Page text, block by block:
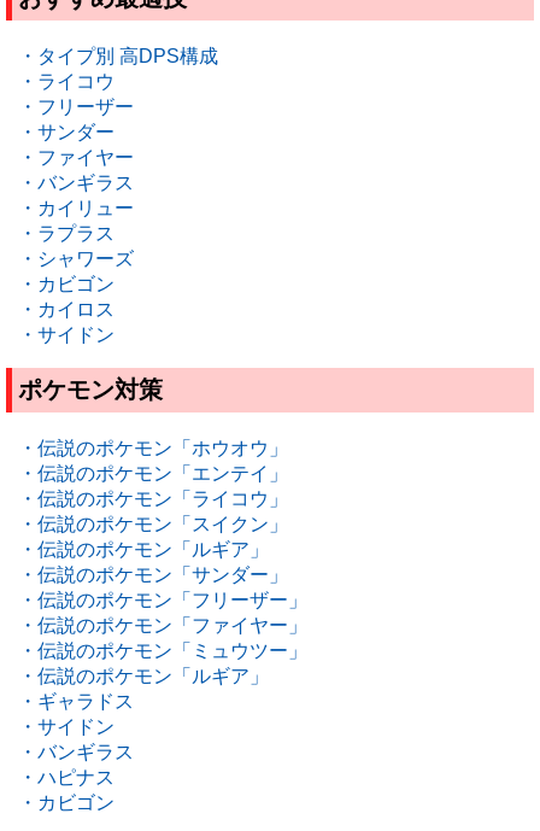
・タイプ別 高DPS構成
・ライコウ
・フリーザー
・サンダー
・ファイヤー
・バンギラス
・カイリュー
・ラプラス
・シャワーズ
・カビゴン
・カイロス
・サイドン
ポケモン対策
・伝説のポケモン「ホウオウ」
・伝説のポケモン「エンテイ」
・伝説のポケモン「ライコウ」
・伝説のポケモン「スイクン」
・伝説のポケモン「ルギア」
・伝説のポケモン「サンダー」
・伝説のポケモン「フリーザー」
・伝説のポケモン「ファイヤー」
・伝説のポケモン「ミュウツー」
・伝説のポケモン「ルギア」
・ギャラドス
・サイドン
・バンギラス
・ハピナス
・カビゴン